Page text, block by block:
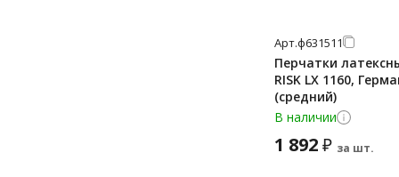
Арт.ф631511
Перчатки
RISK LX 1160,
(средний)
В наличии
1 892₽ за шт.